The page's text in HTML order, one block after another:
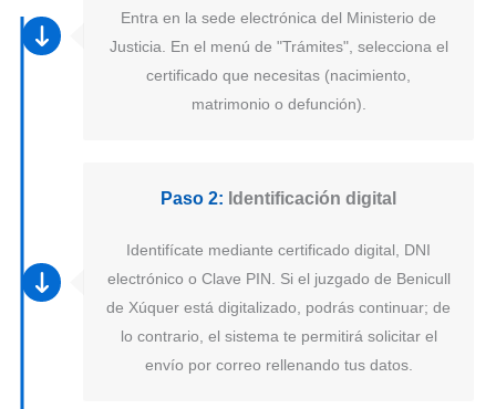
Entra en la sede electrónica del Ministerio de
Justicia. En el menú de "Trámites", selecciona el
certificado que necesitas (nacimiento,
matrimonio o defunción).
Paso 2: Identificación digital
Identifícate mediante certificado digital, DNI
electrónico o Clave PIN. Si el juzgado de Benicull
de Xúquer está digitalizado, podrás continuar; de
lo contrario, el sistema te permitirá solicitar el
envío por correo rellenando tus datos.